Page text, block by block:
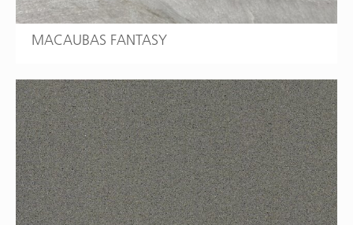
MACAUBAS FANTASY